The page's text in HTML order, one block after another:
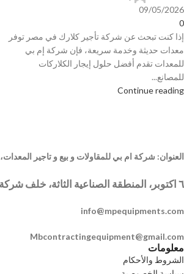
09/05/2026
0
إذا كنت تبحث عن شركة تأجير كلارك في مصر توفر
معدات حديثة وخدمة سريعة، فإن شركة إم بي
للمعدات تقدم أفضل حلول إيجار الكلاركات
للمصانع...
Continue reading
العنوان: شركة ام بي للمقاولات و بيع و تاجير المعدات،
٦ اكتوبر، المنطقة الصناعية الثاثة، خلف شركة دايو.
info@mpequipments.com
Mbcontractingequipment@gmail.com
معلومات
الشروط والأحكام